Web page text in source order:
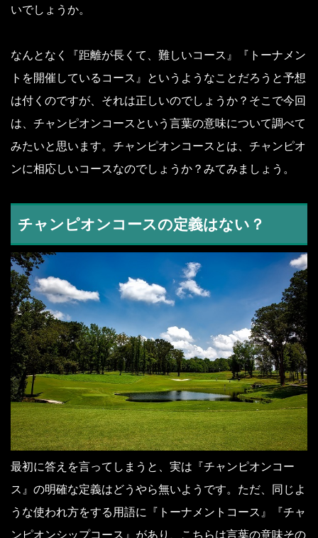
いでしょうか。
なんとなく『距離が長くて、難しいコース』『トーナメン
トを開催しているコース』というようなことだろうと予想
は付くのですが、それは正しいのでしょうか？そこで今回
は、チャンピオンコースという言葉の意味について調べて
みたいと思います。チャンピオンコースとは、チャンピオ
ンに相応しいコースなのでしょうか？みてみましょう。
チャンピオンコースの定義はない？
最初に答えを言ってしまうと、実は『チャンピオンコー
ス』の明確な定義はどうやら無いようです。ただ、同じよ
うな使われ方をする用語に『トーナメントコース』『チャ
ンピオンシップコース』があり、こちらは言葉の意味その